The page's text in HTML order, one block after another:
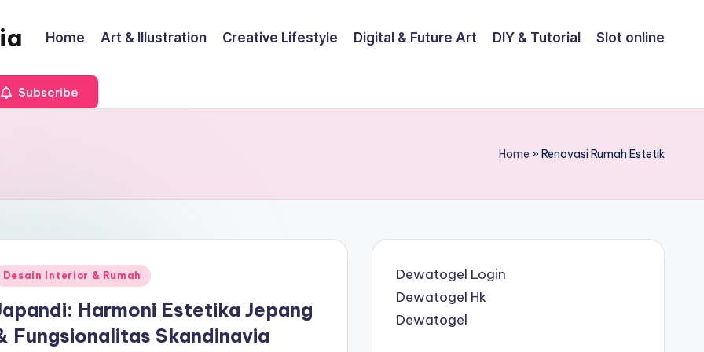
Home Art & Illustration Creative Lifestyle Digital & Future Art DIY & Tutorial Slot online
Subscribe
Home »Renovasi Rumah Estetik
Desain Interior & Rumah
Harmoni Estetika Jepang
Fungsionalitas Skandinavia
Dewatogel Login
Dewatogel Hk
Dewatogel